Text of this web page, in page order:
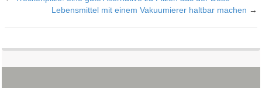
Lebensmittel mit einem Vakuumierer haltbar machen →